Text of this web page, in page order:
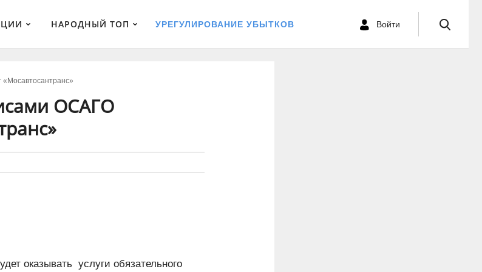
НАРОДНЫЙ ТОП УРЕГУЛИРОВАНИЕ УБЫТКОВ Войти
ОСАГО
оказывать услуги обязательного